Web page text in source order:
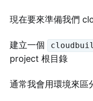
現在要來準備我們
建立一個
project 根目錄
通常我會用環境來